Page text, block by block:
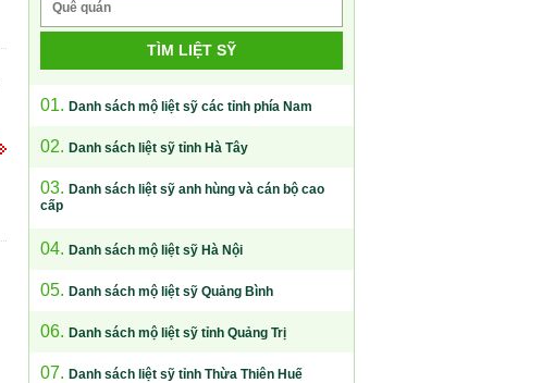
TÌM LIỆT SỸ
01. Danh sách mộ liệt sỹ các tỉnh phía Nam
02. Danh sách liệt sỹ tỉnh Hà Tây
03. Danh sách liệt sỹ anh hùng và cán bộ cao
cấp
04. Danh sách mộ liệt sỹ Hà Nội
05. Danh sách mộ liệt sỹ Quảng Bình
06. Danh sách mộ liệt sỹ tỉnh Quảng Trị
07. Danh sách liệt sỹ tỉnh Thừa Thiên Huế